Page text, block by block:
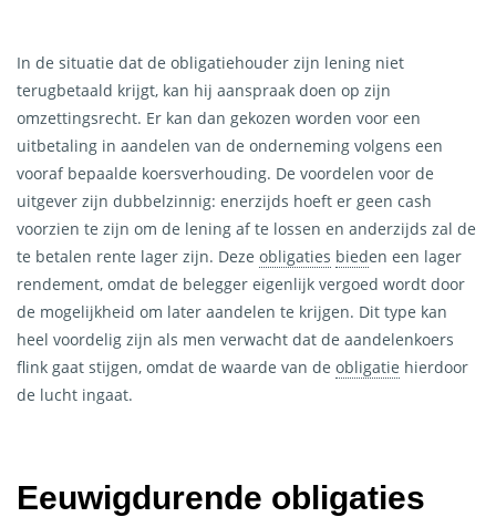
In de situatie dat de obligatiehouder zijn lening niet
terugbetaald krijgt, kan hij aanspraak doen op zijn
omzettingsrecht. Er kan dan gekozen worden voor een
uitbetaling in aandelen van de onderneming volgens een
vooraf bepaalde koersverhouding. De voordelen voor de
uitgever zijn dubbelzinnig: enerzijds hoeft er geen cash
voorzien te zijn om de lening af te lossen en anderzijds zal de
te betalen rente lager zijn. Deze obligaties bieden een lager
rendement, omdat de belegger eigenlijk vergoed wordt door
de mogelijkheid om later aandelen te krijgen. Dit type kan
heel voordelig zijn als men verwacht dat de aandelenkoers
flink gaat stijgen, omdat de waarde van de obligatie hierdoor
de lucht ingaat.
Eeuwigdurende obligaties